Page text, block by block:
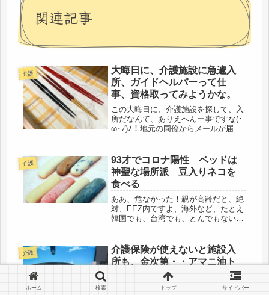
関連記事
介護
大晦日に、介護施設に急遽入
所、ガイドヘルパーって仕
事、資格取ってみようかな。
この大晦日に、介護施設を探して、入
所だなんて、ありえへんー事ですな(･
ω･ﾉ)ﾉ！地元の同僚からメールが届い
「歩けないのに・・・自転車だったら
大丈夫って、どこでもでかけちゃう...
介護
93才でコロナ陽性 ベッドは
神聖な場所派 豆入りネコを
食べる
ああ、危なかった！親が高齢だと、絶
対、EEZ内ですよ、海外など、たとえ
韓国でも、台湾でも、とんでもない、
行ってみたいと思っていた。HISの新
年お年玉ツアーで、台湾を見ている...
介護
介護保険が使えないと施設入
所も、金次第・・アマニ油ト
方針転換、気持ちを切り替えたので、
ホーム 検索 トップ サイドバー